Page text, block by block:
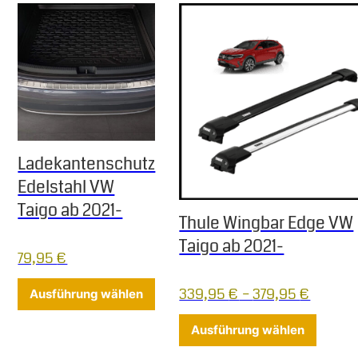
Ladekantenschutz
Edelstahl VW
Taigo ab 2021-
79,95€
Ausführung wählen Dieses Produkt weist mehrere
Thule Wingbar Edge VW
Taigo ab 2021-
339,95€ –379,95€
Ausführung wählen